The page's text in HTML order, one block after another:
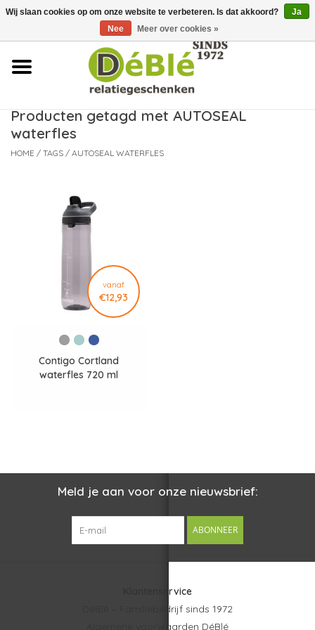
Over ons
Contact
Nieuws
Producten getagd met AUTOSEAL
waterfles
HOME / TAGS / AUTOSEAL WATERFLES
vanaf
€12,93
Contigo Cortland
waterfles 720 ml
Meld je aan voor onze nieuwsbrief:
ABONNEER
Klantenservice
DéBlé – Familiebedrijf sinds 1972
Algemene voorwaarden DéBlé
Wij slaan cookies op om onze website te verbeteren. Is dat akkoord?
Ja
Nee
Meer over cookies »